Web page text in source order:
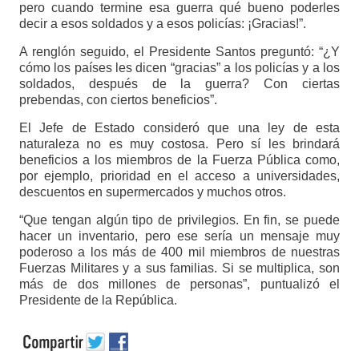
pero cuando termine esa guerra qué bueno poderles
decir a esos soldados y a esos policías: ¡Gracias!”.
A renglón seguido, el Presidente Santos preguntó: “¿Y
cómo los países les dicen “gracias” a los policías y a los
soldados, después de la guerra? Con ciertas
prebendas, con ciertos beneficios”.
El Jefe de Estado consideró que una ley de esta
naturaleza no es muy costosa. Pero sí les brindará
beneficios a los miembros de la Fuerza Pública como,
por ejemplo, prioridad en el acceso a universidades,
descuentos en supermercados y muchos otros.
“Que tengan algún tipo de privilegios. En fin, se puede
hacer un inventario, pero ese sería un mensaje muy
poderoso a los más de 400 mil miembros de nuestras
Fuerzas Militares y a sus familias. Si se multiplica, son
más de dos millones de personas”, puntualizó el
Presidente de la República.